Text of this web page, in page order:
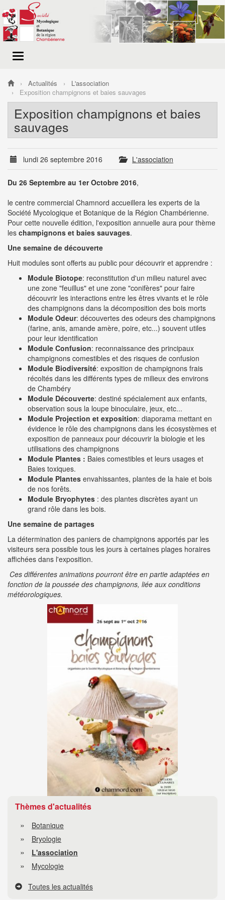
Menu
Actualités
L'association
Exposition champignons et baies sauvages
Exposition champignons et baies
sauvages
lundi 26 septembre 2016 L'association
Du 26 Septembre au 1er Octobre 2016,
le centre commercial Chamnord accueillera les experts de la
Société Mycologique et Botanique de la Région Chambérienne.
Pour cette nouvelle édition, l'exposition annuelle aura pour thème
les champignons et baies sauvages.
Une semaine de découverte
Huit modules sont offerts au public pour découvrir et apprendre :
Module Biotope: reconstitution d'un milieu naturel avec
une zone "feuillus" et une zone "conifères" pour faire
découvrir les interactions entre les êtres vivants et le rôle
des champignons dans la décomposition des bois morts
Module Odeur: découvertes des odeurs des champignons
(farine, anis, amande amère, poire, etc...) souvent utiles
pour leur identification
Module Confusion: reconnaissance des principaux
champignons comestibles et des risques de confusion
Module Biodiversité: exposition de champignons frais
récoltés dans les différents types de milieux des environs
de Chambéry
Module Découverte: destiné spécialement aux enfants,
observation sous la loupe binoculaire, jeux, etc...
Module Projection et exposition: diaporama mettant en
évidence le rôle des champignons dans les écosystèmes et
exposition de panneaux pour découvrir la biologie et les
utilisations des champignons
Module Plantes : Baies comestibles et leurs usages et
Baies toxiques.
Module Plantes envahissantes, plantes de la haie et bois
de nos forêts.
Module Bryophytes : des plantes discrètes ayant un
grand rôle dans les bois.
Une semaine de partages
La détermination des paniers de champignons apportés par les
visiteurs sera possible tous les jours à certaines plages horaires
affichées dans l'exposition.
Ces différentes animations pourront être en partie adaptées en
fonction de la poussée des champignons, liée aux conditions
météorologiques.
Thèmes d'actualités
Botanique
Bryologie
L'association
Mycologie
Toutes les actualités